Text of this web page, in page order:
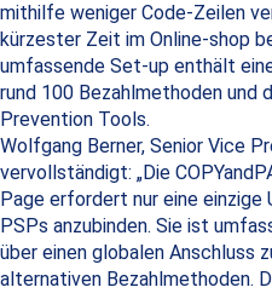
mithilfe weniger Code-Zeilen
kürzester Zeit im Online-shop
umfassende Set-up enthält
rund 100 Bezahlmethoden und
Prevention Tools.
Wolfgang Berner, Senior Vice
vervollständigt: „Die
Page erfordert nur eine
PSPs anzubinden. Sie ist
über einen globalen Anschluss
alternativen Bezahlmethoden.